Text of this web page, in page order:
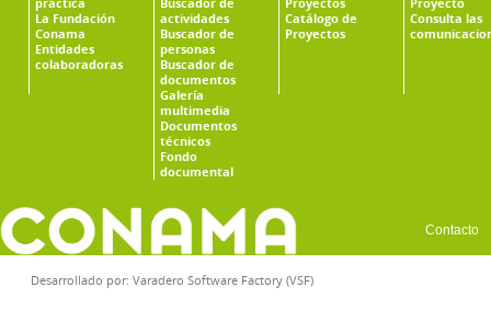
La Fundación
Conama
Entidades
colaboradoras
actividades
Buscador de
personas
Buscador de
documentos
Galería
multimedia
Documentos
técnicos
Fondo
documental
Catálogo de
Proyectos
Consulta las
Contacto
Desarrollado por: Varadero Software Factory (VSF)